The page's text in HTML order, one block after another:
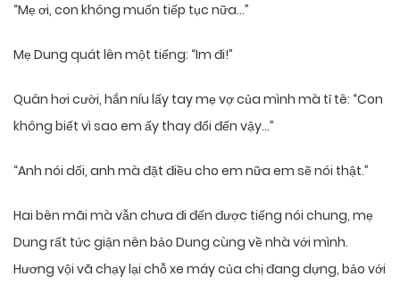
“Mẹ ơi, con không muốn tiếp tục nữa…”
Mẹ Dung quát lên một tiếng: “Im đi!”
Quân hơi cười, hắn níu lấy tay mẹ vợ của mình mà tỉ tê: “Con
không biết vì sao em ấy thay đổi đến vậy…”
“Anh nói dối, anh mà đặt điều cho em nữa em sẽ nói thật.”
Hai bên mãi mà vẫn chưa đi đến được tiếng nói chung, mẹ
Dung rất tức giận nên bảo Dung cùng về nhà với mình.
Hương vội vã chạy lại chỗ xe máy của chị đang dựng, bảo với